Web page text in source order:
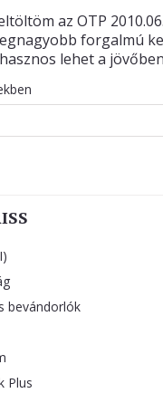
az OTP
forgalmú
lehet a
bevándorlók
Plus